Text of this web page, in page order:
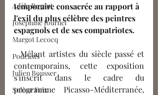
Adèle Bugaut
Joséphine Journel
Margot Lecocq
Podcasts
Julien Bousser
Solène Feix
temporaire consacrée au rapport à
l'exil du plus célèbre des peintres
espagnols et de ses compatriotes.
  Mêlant artistes du siècle passé et
contemporains, cette exposition
s'inscrit dans le cadre du
programme Picasso-Méditerranée,